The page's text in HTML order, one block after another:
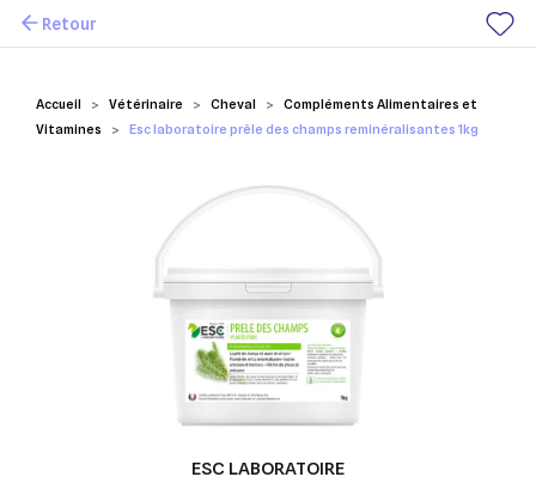
Mes favoris
Accueil Vétérinaire Cheval
Compléments Alimentaires et
Vitamines
Esc laboratoire prêle des champs reminéralisantes 1kg
Retour
ESC LABORATOIRE